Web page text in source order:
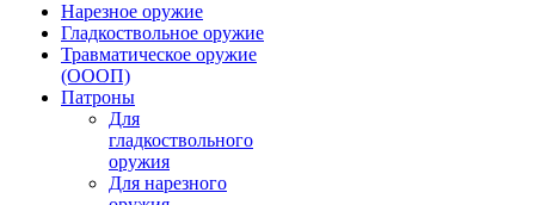
Нарезное оружие
Гладкоствольное оружие
Травматическое оружие
(ОООП)
Патроны
Для
гладкоствольного
оружия
Для нарезного